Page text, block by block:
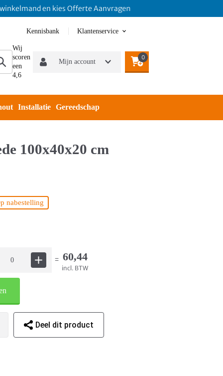
en kies Offerte Aanvragen
Kennisbank Klantenservice
Wij
scoren
een
4,6
Mijn account
0
Installatie Gereedschap
100x40x20 cm
nabestelling
= 60,44
incl. BTW
Deel dit product